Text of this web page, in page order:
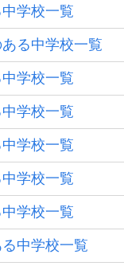
学校一覧
る中学校一覧
学校一覧
学校一覧
学校一覧
学校一覧
学校一覧
中学校一覧